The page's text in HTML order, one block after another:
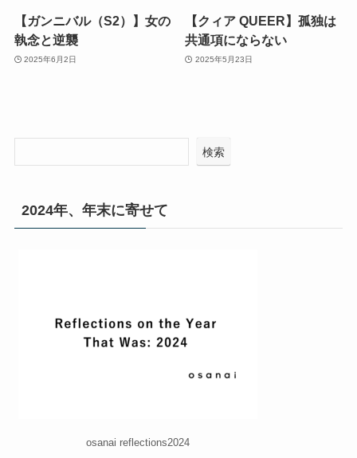
【ガンニバル（S2）】女の
執念と逆襲
2025年6月2日
【クィア QUEER】孤独は
共通項にならない
2025年5月23日
検索
2024年、年末に寄せて
osanai reflections2024